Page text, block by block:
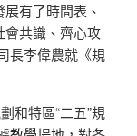
有了時間表、
會共識、齊心攻
長李偉農就《規
和特區“二五”規